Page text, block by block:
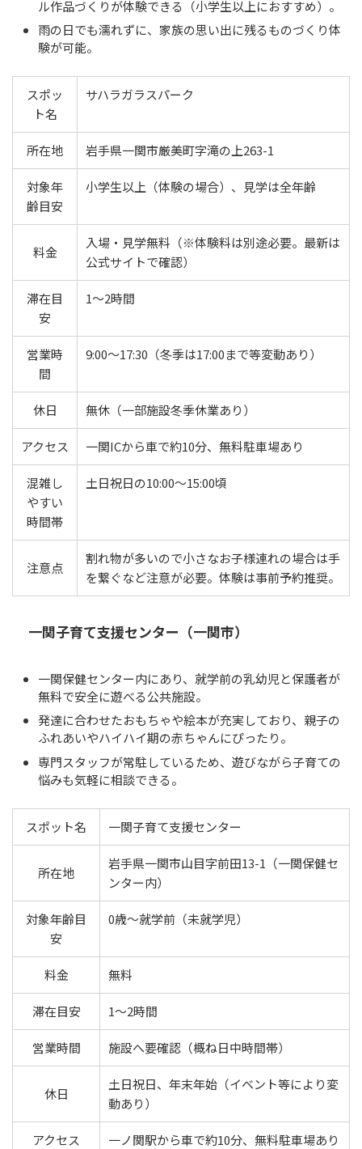
ル作品づくりが体験できる（小学生以上におすすめ）。
雨の日でも濡れずに、家族の思い出に残るものづくり体
験が可能。
スポッ
ト名
サハラガラスパーク
所在地 岩手県一関市厳美町字滝の上263-1
対象年
齢目安
小学生以上（体験の場合）、見学は全年齢
料金
入場・見学無料（※体験料は別途必要。最新は
公式サイトで確認）
滞在目
安
1〜2時間
営業時
間
9:00～17:30（冬季は17:00まで等変動あり）
休日 無休（一部施設冬季休業あり）
アクセス 一関ICから車で約10分、無料駐車場あり
混雑し
やすい
時間帯
土日祝日の10:00〜15:00頃
注意点
割れ物が多いので小さなお子様連れの場合は手
を繋ぐなど注意が必要。体験は事前予約推奨。
一関子育て支援センター（一関市）
一関保健センター内にあり、就学前の乳幼児と保護者が
無料で安全に遊べる公共施設。
発達に合わせたおもちゃや絵本が充実しており、親子の
ふれあいやハイハイ期の赤ちゃんにぴったり。
専門スタッフが常駐しているため、遊びながら子育ての
悩みも気軽に相談できる。
スポット名 一関子育て支援センター
所在地
岩手県一関市山目字前田13-1（一関保健セ
ンター内）
対象年齢目
安
0歳〜就学前（未就学児）
料金 無料
滞在目安 1〜2時間
営業時間 施設へ要確認（概ね日中時間帯）
休日
土日祝日、年末年始（イベント等により変
動あり）
アクセス 一ノ関駅から車で約10分、無料駐車場あり